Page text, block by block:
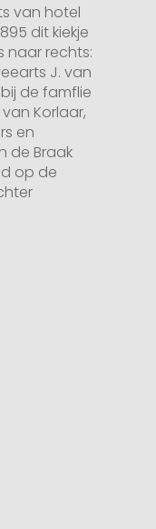
van hotel
dit kiekje
naar rechts:
J. van
de famflie
Korlaar,
en
de Braak
op de